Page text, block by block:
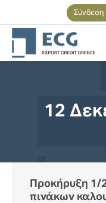
12
Προκήρυξη 1/
πινάκων